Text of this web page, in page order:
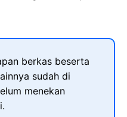
berkas beserta
sudah di
menekan